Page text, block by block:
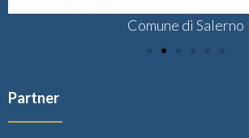
Comune di Salerno
Partner